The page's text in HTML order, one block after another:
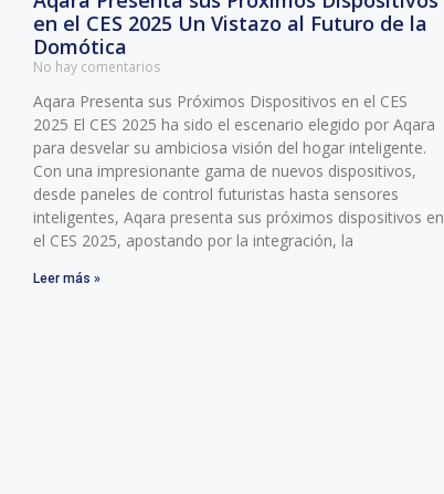
en el CES 2025 Un Vistazo al Futuro de la
Domótica
No hay comentarios
Aqara Presenta sus Próximos Dispositivos en el CES
2025 El CES 2025 ha sido el escenario elegido por Aqara
para desvelar su ambiciosa visión del hogar inteligente.
Con una impresionante gama de nuevos dispositivos,
desde paneles de control futuristas hasta sensores
inteligentes, Aqara presenta sus próximos dispositivos en
el CES 2025, apostando por la integración, la
Leer más »